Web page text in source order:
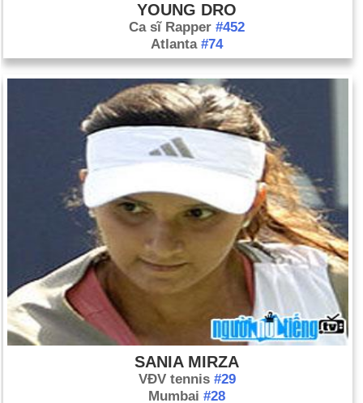
YOUNG DRO
Ca sĩ Rapper #452
Atlanta #74
SANIA MIRZA
VĐV tennis #29
Mumbai #28